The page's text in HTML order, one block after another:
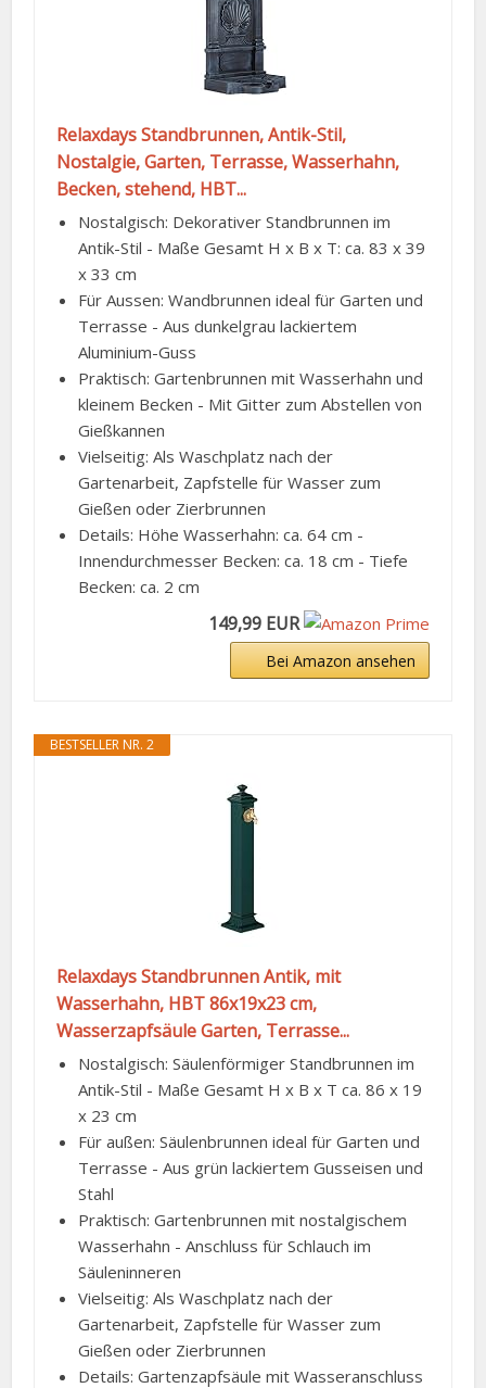
Relaxdays Standbrunnen, Antik-Stil,
Nostalgie, Garten, Terrasse, Wasserhahn,
Becken, stehend, HBT...
Nostalgisch: Dekorativer Standbrunnen im
Antik-Stil - Maße Gesamt H x B x T: ca. 83 x 39
x 33 cm
Für Aussen: Wandbrunnen ideal für Garten und
Terrasse - Aus dunkelgrau lackiertem
Aluminium-Guss
Praktisch: Gartenbrunnen mit Wasserhahn und
kleinem Becken - Mit Gitter zum Abstellen von
Gießkannen
Vielseitig: Als Waschplatz nach der
Gartenarbeit, Zapfstelle für Wasser zum
Gießen oder Zierbrunnen
Details: Höhe Wasserhahn: ca. 64 cm -
Innendurchmesser Becken: ca. 18 cm - Tiefe
Becken: ca. 2 cm
149,99 EUR
Bei Amazon ansehen
BESTSELLER NR. 2
Relaxdays Standbrunnen Antik, mit
Wasserhahn, HBT 86x19x23 cm,
Wasserzapfsäule Garten, Terrasse...
Nostalgisch: Säulenförmiger Standbrunnen im
Antik-Stil - Maße Gesamt H x B x T ca. 86 x 19
x 23 cm
Für außen: Säulenbrunnen ideal für Garten und
Terrasse - Aus grün lackiertem Gusseisen und
Stahl
Praktisch: Gartenbrunnen mit nostalgischem
Wasserhahn - Anschluss für Schlauch im
Säuleninneren
Vielseitig: Als Waschplatz nach der
Gartenarbeit, Zapfstelle für Wasser zum
Gießen oder Zierbrunnen
Details: Gartenzapfsäule mit Wasseranschluss